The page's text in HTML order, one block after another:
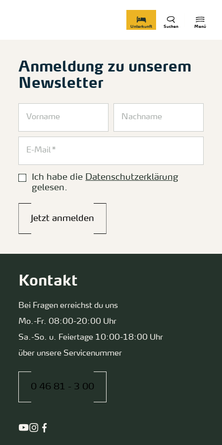
Menü
Suchen
Unterkunft
Anmeldung zu unserem
Newsletter
Ich habe die Datenschutzerklärung
gelesen.
Jetzt anmelden
Kontakt
Bei Fragen erreichst du uns
Mo.-Fr. 08:00-20:00 Uhr
Sa.-So. u. Feiertage 10:00-18:00 Uhr
über unsere Servicenummer
0 46 81 - 3 00